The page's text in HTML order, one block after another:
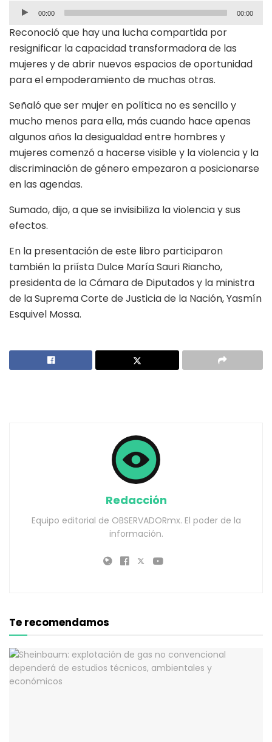
Reproductor
audio
00:00 00:00
Reconoció que hay una lucha compartida por
resignificar la capacidad transformadora de las
mujeres y de abrir nuevos espacios de oportunidad
para el empoderamiento de muchas otras.
Señaló que ser mujer en política no es sencillo y
mucho menos para ella, más cuando hace apenas
algunos años la desigualdad entre hombres y
mujeres comenzó a hacerse visible y la violencia y la
discriminación de género empezaron a posicionarse
en las agendas.
Sumado, dijo, a que se invisibiliza la violencia y sus
efectos.
En la presentación de este libro participaron
también la priísta Dulce María Sauri Riancho,
presidenta de la Cámara de Diputados y la ministra
de la Suprema Corte de Justicia de la Nación, Yasmín
Esquivel Mossa.
Redacción
Equipo editorial de OBSERVADORmx. El poder de la
información.
Te recomendamos